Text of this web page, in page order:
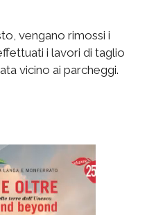
vengano rimossi i
i lavori di taglio
vicino ai parcheggi.